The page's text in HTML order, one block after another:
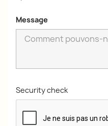
Message
Security check